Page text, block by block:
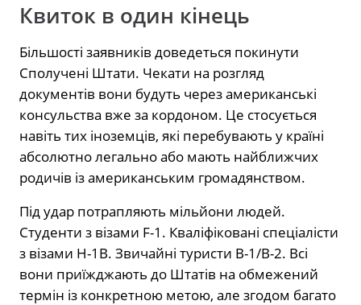
Квиток в один кінець
Більшості заявників доведеться покинути
Сполучені Штати. Чекати на розгляд
документів вони будуть через американські
консульства вже за кордоном. Це стосується
навіть тих іноземців, які перебувають у країні
абсолютно легально або мають найближчих
родичів із американським громадянством.
Під удар потрапляють мільйони людей.
Студенти з візами F-1. Кваліфіковані спеціалісти
з візами H-1B. Звичайні туристи B-1/B-2. Всі
вони приїжджають до Штатів на обмежений
термін із конкретною метою, але згодом багато